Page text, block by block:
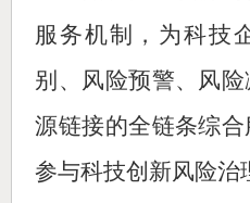
服务机制，为科技
别、风险预警、风
源链接的全链条综
参与科技创新风险治